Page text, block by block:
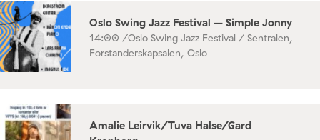
Oslo Swing Jazz Festival – Simple Jonny
14:00 /Oslo Swing Jazz Festival / Sentralen,
Forstanderskapsalen, Oslo
Amalie Leirvik/Tuva Halse/Gard